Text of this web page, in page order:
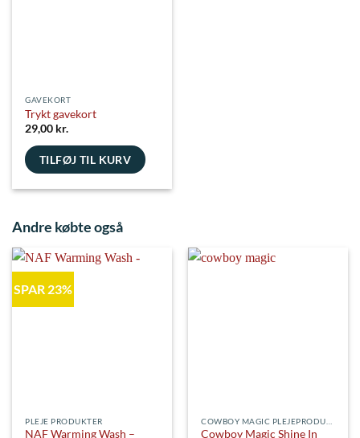
GAVEKORT
Trykt gavekort
29,00 kr.
TILFØJ TIL KURV
Andre købte også
SPAR 23%
PLEJE PRODUKTER
NAF Warming Wash – Cowboy Magic Shine In